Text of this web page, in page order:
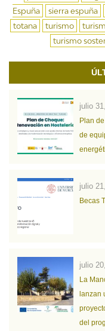
Espuña
sierra espuña
totana
turismo
turismo
julio
Plan
de
julio
Becas
julio
La
lanzan
del